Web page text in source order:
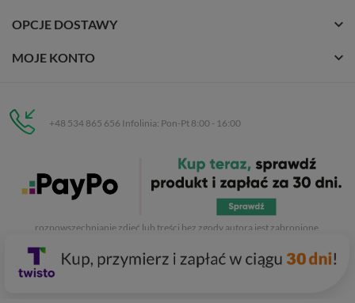
OPCJE DOSTAWY
MOJE KONTO
+48 534 865 656 Infolinia: Pon-Pt 8:00 - 16:00
C.H. Respan, Rejtana 53a/250
35-326 Rzeszów
. Kopiowanie, przetwarzanie,
rozpowszechnianie zdjęć lub treści bez zgody autora jest zabronione.